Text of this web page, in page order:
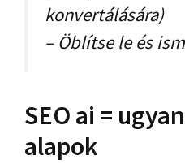
konvertálására)
– Öblítse le és
SEO ai =
alapok